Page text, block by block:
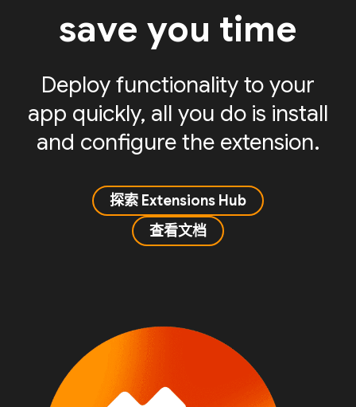
save you time
Deploy functionality to your
app quickly, all you do is install
and configure the extension.
探索 Extensions Hub
查看文档